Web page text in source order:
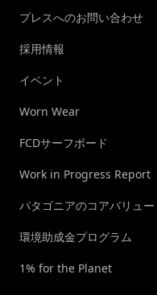
プレスへのお問い合わせ
採用情報
イベント
Worn Wear
FCDサーフボード
Work in Progress Report
パタゴニアのコアバリュー
環境助成金プログラム
1% for the Planet